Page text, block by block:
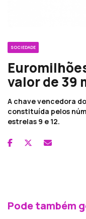
SOCIEDADE
valor de 39
A chave vencedora
constituída pelos
estrelas 9 e 12.
Pode também